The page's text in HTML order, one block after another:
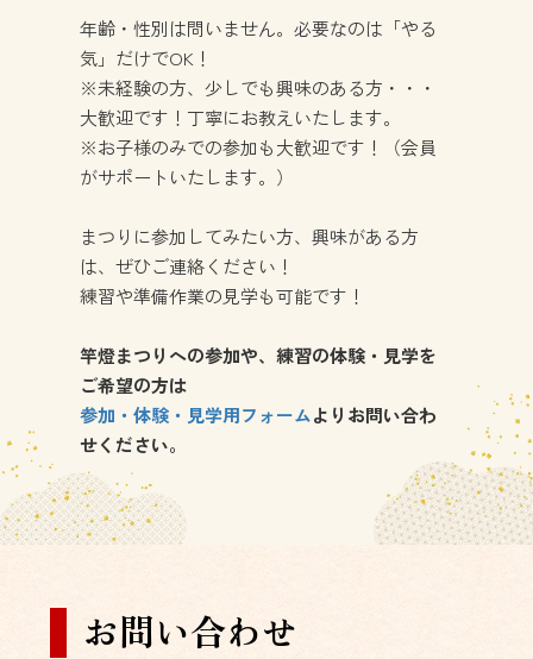
年齢・性別は問いません。必要なのは「やる
気」だけでOK！
※未経験の方、少しでも興味のある方・・・
大歓迎です！丁寧にお教えいたします。
※お子様のみでの参加も大歓迎です！（会員
がサポートいたします。）
まつりに参加してみたい方、興味がある方
は、ぜひご連絡ください！
練習や準備作業の見学も可能です！
竿燈まつりへの参加や、練習の体験・見学を
ご希望の方は
参加・体験・見学用フォームよりお問い合わ
せください。
お問い合わせ